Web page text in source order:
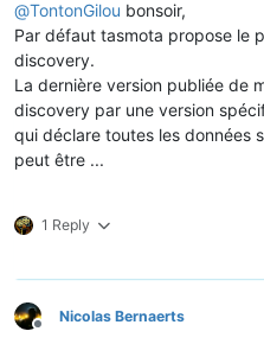
@TontonGilou bonsoir,
Par défaut tasmota propose le
discovery.
La dernière version publiée de
discovery par une version
qui déclare toutes les données
peut être ...
1 Reply
Offline
Nicolas Bernaerts